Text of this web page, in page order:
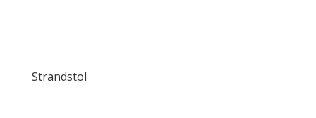
Strandstol